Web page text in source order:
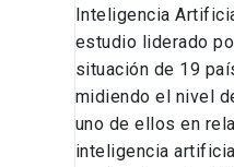
Inteligencia
estudio liderado
situación de 19
midiendo el nivel
uno de ellos en
inteligencia